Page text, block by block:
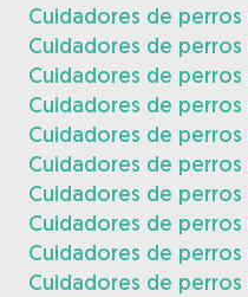
Cuidadores de perros
Cuidadores de perros
Cuidadores de perros
Cuidadores de perros
Cuidadores de
Cuidadores de perros
Cuidadores de perros
Cuidadores de
Cuidadores de perros
Cuidadores de perros